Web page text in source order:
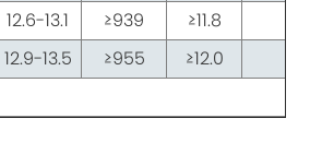
12.6-13.1 ≥939 ≥11.8
12.9-13.5 ≥955 ≥12.0